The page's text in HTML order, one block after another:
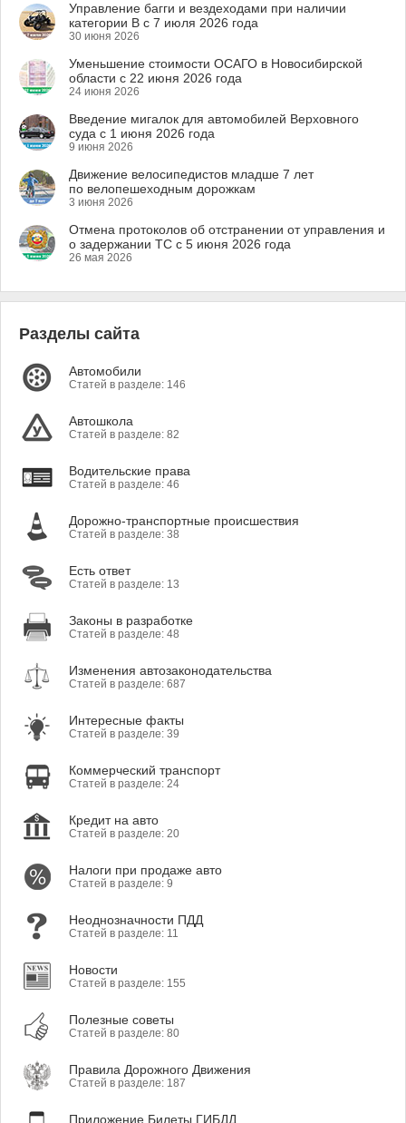
Управление багги и вездеходами при наличии
категории B с 7 июля 2026 года
30 июня 2026
Уменьшение стоимости ОСАГО в Новосибирской
области с 22 июня 2026 года
24 июня 2026
Введение мигалок для автомобилей Верховного
суда с 1 июня 2026 года
9 июня 2026
Движение велосипедистов младше 7 лет
по велопешеходным дорожкам
3 июня 2026
Отмена протоколов об отстранении от управления и
о задержании ТС с 5 июня 2026 года
26 мая 2026
Разделы сайта
Автомобили
Статей в разделе: 146
Автошкола
Статей в разделе: 82
Водительские права
Статей в разделе: 46
Дорожно-транспортные происшествия
Статей в разделе: 38
Есть ответ
Статей в разделе: 13
Законы в разработке
Статей в разделе: 48
Изменения автозаконодательства
Статей в разделе: 687
Интересные факты
Статей в разделе: 39
Коммерческий транспорт
Статей в разделе: 24
Кредит на авто
Статей в разделе: 20
Налоги при продаже авто
Статей в разделе: 9
Неоднозначности ПДД
Статей в разделе: 11
Новости
Статей в разделе: 155
Полезные советы
Статей в разделе: 80
Правила Дорожного Движения
Статей в разделе: 187
Приложение Билеты ГИБДД